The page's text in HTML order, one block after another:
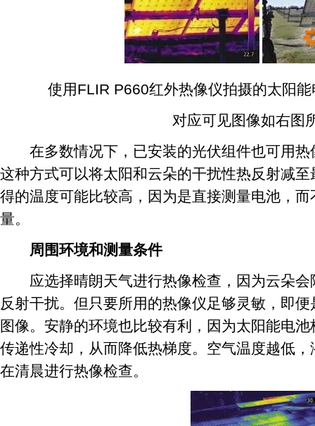
使用FLIR P660红外热像仪拍摄的太阳能
对应可见图像如右图
在多数情况下，已安装的光伏组件也可用热
这种方式可以将太阳和云朵的干扰性热反射减
得的温度可能比较高，因为是直接测量电池，
量。
周围环境和测量条件
应选择晴朗天气进行热像检查，因为云朵会
反射干扰。但只要所用的热像仪足够灵敏，即
图像。安静的环境也比较有利，因为太阳能电
传递性冷却，从而降低热梯度。空气温度越低
在清晨进行热像检查。